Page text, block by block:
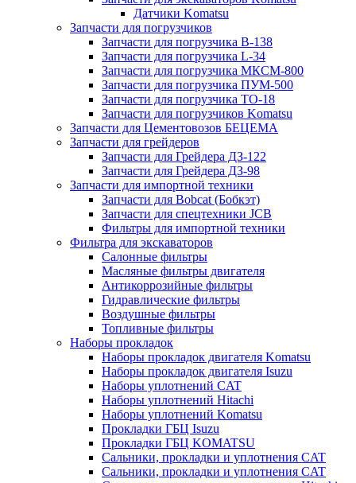
Датчики Komatsu
Запчасти для погрузчиков
Запчасти для погрузчика B-138
Запчасти для погрузчика L-34
Запчасти для погрузчика МКСМ-800
Запчасти для погрузчика ПУМ-500
Запчасти для погрузчика ТО-18
Запчасти для погрузчиков Komatsu
Запчасти для Цементовозов БЕЦЕМА
Запчасти для грейдеров
Запчасти для Грейдера ДЗ-122
Запчасти для Грейдера ДЗ-98
Запчасти для импортной техники
Запчасти для Bobcat (Бобкэт)
Запчасти для спецтехники JCB
Фильтры для импортной техники
Фильтра для экскаваторов
Салонные фильтры
Масляные фильтры двигателя
Антикоррозийные фильтры
Гидравлические фильтры
Воздушные фильтры
Топливные фильтры
Наборы прокладок
Наборы прокладок двигателя Komatsu
Наборы прокладок двигателя Isuzu
Наборы уплотнений CAT
Наборы уплотнений Hitachi
Наборы уплотнений Komatsu
Прокладки ГБЦ Isuzu
Прокладки ГБЦ KOMATSU
Сальники, прокладки и уплотнения CAT
Сальники, прокладки и уплотнения CAT